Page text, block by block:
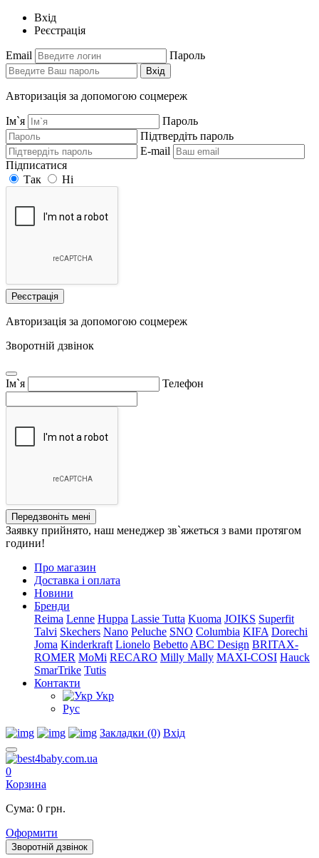
Вхід
Реєстрація
Email Пароль
Вхід
Авторизація за допомогою соцмереж
Ім`я
Пароль
Підтвердіть пароль
E-mail
Підписатися
Так
Ні
Реєстрація
Авторизація за допомогою соцмереж
Зворотній дзвінок
Ім`я Телефон
Передзвоніть мені
Заявку прийнято, наш менеджер зв`яжеться з вами протягом
години!
Про магазин
Доставка і оплата
Новини
Бренди
Reima Lenne Huppa Lassie Tutta Kuoma JOIKS Superfit
Talvi Skechers Nano Peluche SNO Columbia KIFA Dorechi
Joma Kinderkraft Lionelo Bebetto ABC Design BRITAX-
ROMER MoMi RECARO Milly Mally MAXI-COSI Hauck
SmarTrike Tutis
Контакти
Укр
Рус
Закладки (0) Вхід
0
Корзина
Сума: 0 грн.
Оформити
Зворотній дзвінок